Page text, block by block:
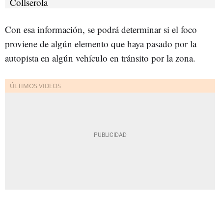
Con esa información, se podrá determinar si el foco
proviene de algún elemento que haya pasado por la
autopista en algún vehículo en tránsito por la zona.